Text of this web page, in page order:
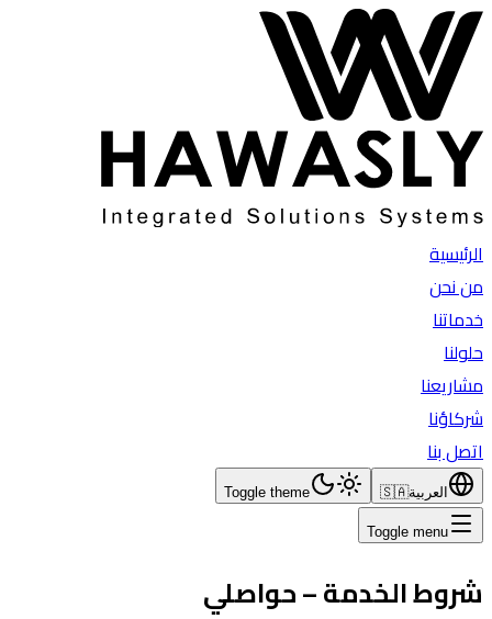
الرئيسية
من نحن
خدماتنا
حلولنا
مشاريعنا
شركاؤنا
اتصل بنا
العربية🇸🇦
Toggle theme
Toggle menu
شروط الخدمة – حواصلي